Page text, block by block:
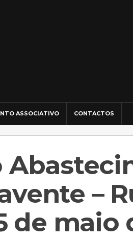
ASSOCIATIVO CONTACTOS
–
de maio